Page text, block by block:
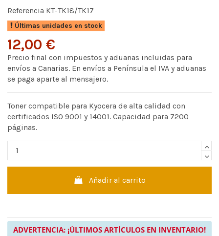
Referencia KT-TK18/TK17
Últimas unidades en stock
12,00 €
Precio final con impuestos y aduanas incluidas para
envíos a Canarias. En envíos a Península el IVA y aduanas
se paga aparte al mensajero.
Toner compatible para Kyocera de alta calidad con
certificados ISO 9001 y 14001. Capacidad para 7200
páginas.
Añadir al carrito
ADVERTENCIA: ¡ÚLTIMOS ARTÍCULOS EN INVENTARIO!